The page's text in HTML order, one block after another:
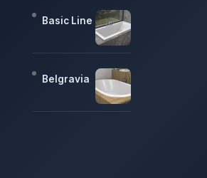
Basic Line
Belgravia